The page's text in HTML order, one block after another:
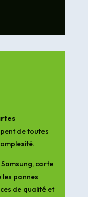
de toutes
carte
pannes
de qualité et